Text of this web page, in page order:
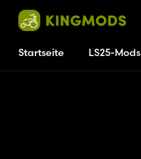
Startseite LS25-Mods